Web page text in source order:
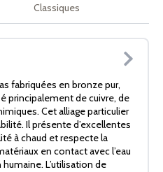
Classiques
fabriquées en bronze pur,
principalement de cuivre, de
Cet alliage particulier
Il présente d’excellentes
à chaud et respecte la
en contact avec l’eau
L’utilisation de